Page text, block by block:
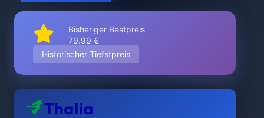
Bisheriger Bestpreis
79.99 €
Historischer Tiefstpreis